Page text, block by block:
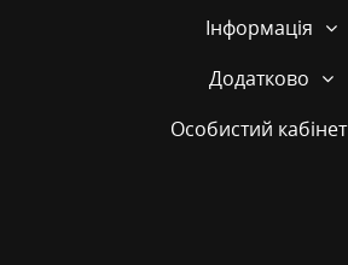
Інформація
Додатково
Особистий кабінет